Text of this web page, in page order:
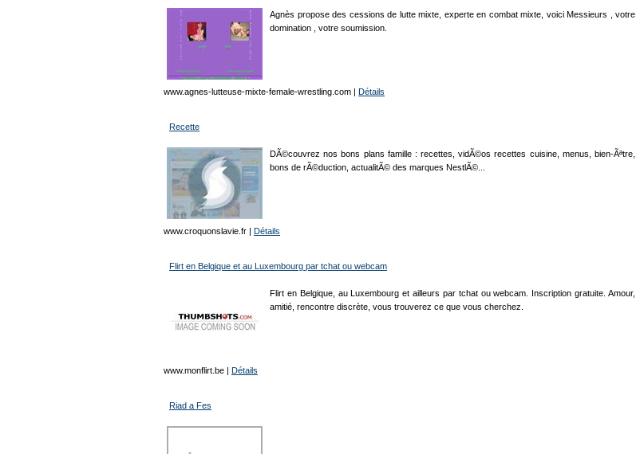
Agnès propose des cessions de lutte mixte, experte en combat mixte, voici Messieurs , votre
domination , votre soumission.
www.agnes-lutteuse-mixte-female-wrestling.com | Détails
Recette
DÃ©couvrez nos bons plans famille : recettes, vidÃ©os recettes cuisine, menus, bien-Ãªtre,
bons de rÃ©duction, actualitÃ© des marques NestlÃ©...
www.croquonslavie.fr | Détails
Flirt en Belgique et au Luxembourg par tchat ou webcam
Flirt en Belgique, au Luxembourg et ailleurs par tchat ou webcam. Inscription gratuite. Amour,
amitié, rencontre discrète, vous trouverez ce que vous cherchez.
www.monflirt.be | Détails
Riad a Fes